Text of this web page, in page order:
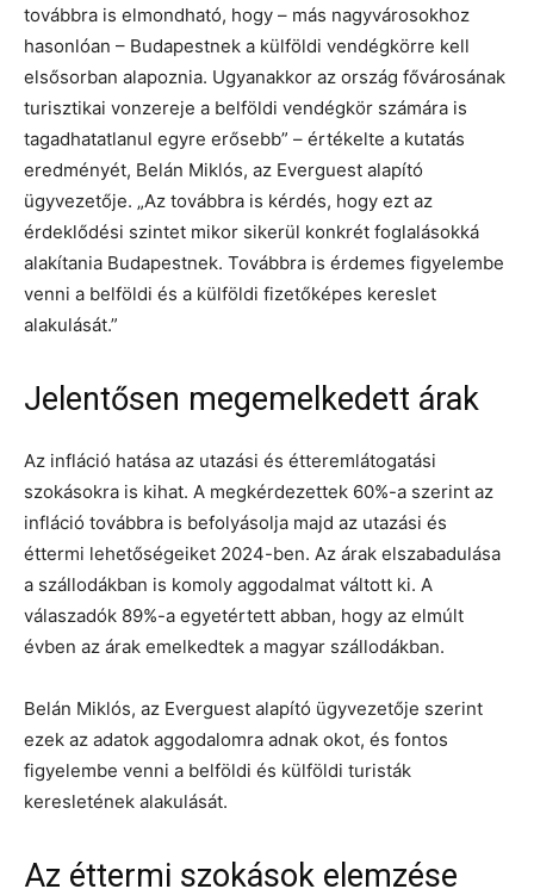
továbbra is elmondható, hogy – más nagyvárosokhoz
hasonlóan – Budapestnek a külföldi vendégkörre kell
elsősorban alapoznia. Ugyanakkor az ország fővárosának
turisztikai vonzereje a belföldi vendégkör számára is
tagadhatatlanul egyre erősebb” – értékelte a kutatás
eredményét, Belán Miklós, az Everguest alapító
ügyvezetője. „Az továbbra is kérdés, hogy ezt az
érdeklődési szintet mikor sikerül konkrét foglalásokká
alakítania Budapestnek. Továbbra is érdemes figyelembe
venni a belföldi és a külföldi fizetőképes kereslet
alakulását.”
Jelentősen megemelkedett árak
Az infláció hatása az utazási és étteremlátogatási
szokásokra is kihat. A megkérdezettek 60%-a szerint az
infláció továbbra is befolyásolja majd az utazási és
éttermi lehetőségeiket 2024-ben. Az árak elszabadulása
a szállodákban is komoly aggodalmat váltott ki. A
válaszadók 89%-a egyetértett abban, hogy az elmúlt
évben az árak emelkedtek a magyar szállodákban.
Belán Miklós, az Everguest alapító ügyvezetője szerint
ezek az adatok aggodalomra adnak okot, és fontos
figyelembe venni a belföldi és külföldi turisták
keresletének alakulását.
Az éttermi szokások elemzése